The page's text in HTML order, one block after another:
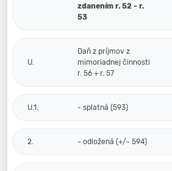
zdanením r. 52 - r.
53
U.
Daň z príjmov z
mimoriadnej činnosti
r. 56 + r. 57
U.1. - splatná (593)
2. - odložená (+/- 594)